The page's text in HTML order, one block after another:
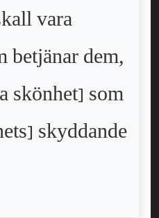
vara
betjänar dem,
skönhet] som
skyddande